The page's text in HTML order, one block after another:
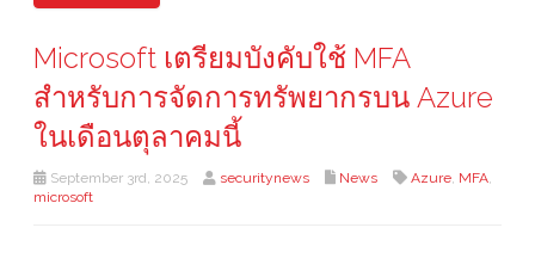
Microsoft เตรียมบังคับใช้ MFA
สำหรับการจัดการทรัพยากรบน Azure
ในเดือนตุลาคมนี้
September 3rd, 2025 securitynews News Azure, MFA,
microsoft